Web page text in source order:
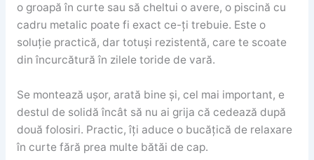
o groapă în curte sau să cheltui o avere, o piscină cu
cadru metalic poate fi exact ce-ți trebuie. Este o
soluție practică, dar totuși rezistentă, care te scoate
din încurcătură în zilele toride de vară.
Se montează ușor, arată bine și, cel mai important, e
destul de solidă încât să nu ai grija că cedează după
două folosiri. Practic, îți aduce o bucățică de relaxare
în curte fără prea multe bătăi de cap.